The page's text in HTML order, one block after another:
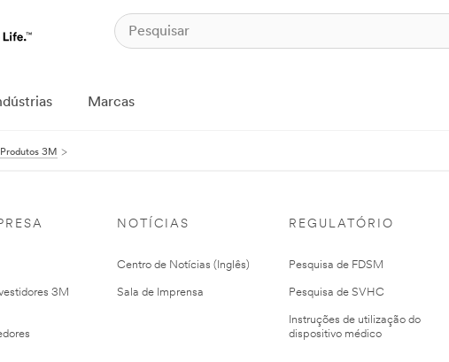
Marcas
Produtos 3M
3M
NOTÍCIAS
Centro de Notícias (Inglês)
Sala de Imprensa
REGULATÓRIO
Pesquisa de FDSM
Pesquisa de SVHC
Instruções de utilização do
dispositivo médico